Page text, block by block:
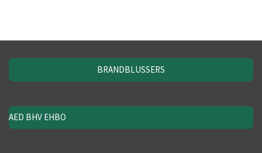
BRANDBLUSSERS
AED BHV EHBO